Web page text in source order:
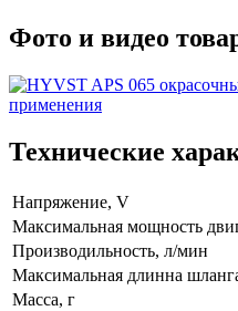
Фото и видео
Технические
Напряжение, V
Максимальная мощность
Производильность, л/мин
Максимальная длинна
Масса, г